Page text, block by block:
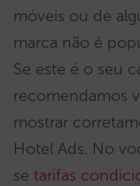
móveis ou de
marca não é
Se este é o seu
recomendamos
mostrar
Hotel Ads. No
se tarifas